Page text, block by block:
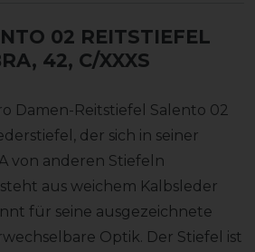
02 REITSTIEFEL
42, C/XXXS
Damen-Reitstiefel Salento 02
der sich in seiner
von anderen Stiefeln
aus weichem Kalbsleder
für seine ausgezeichnete
Optik. Der Stiefel ist